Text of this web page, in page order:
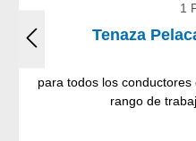
1
Tenaza
para todos los
rango de